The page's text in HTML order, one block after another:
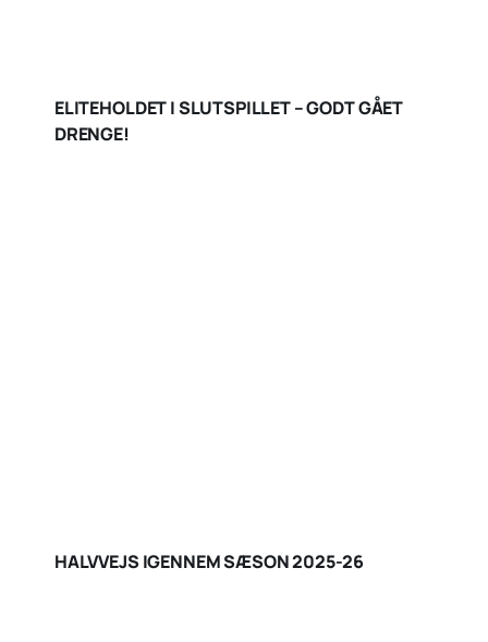
ELITEHOLDET I SLUTSPILLET – GODT GÅET
DRENGE!
HALVVEJS IGENNEM SÆSON 2025-26